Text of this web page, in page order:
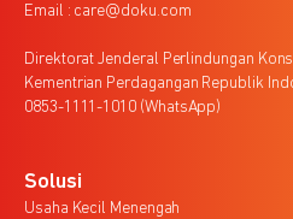
Email : care@doku.com
Direktorat Jenderal Perlindungan
Kementrian Perdagangan Republik
0853-1111-1010 (WhatsApp)
Solusi
Usaha Kecil Menengah